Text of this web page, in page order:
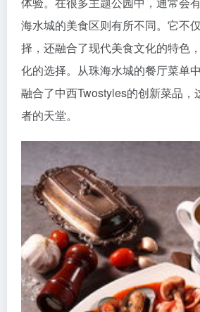
海水城的美食区则有所不同。它不
择，还融合了现代美食文化的特色
化的选择。从珠海水城的餐厅菜单
融合了中西Twostyles的创新菜品，
者的天堂。